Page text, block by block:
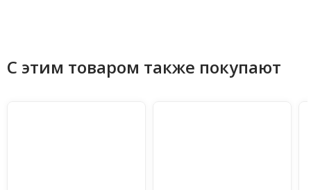
С этим товаром также покупают